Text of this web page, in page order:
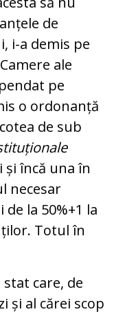
de
i-a demis pe
ale
pe
o ordonanță
de sub
încă una în
necesar
la 50%+1 la
Totul în
care, de
și al cărei scop